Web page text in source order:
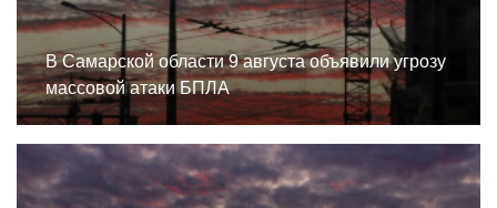
В Самарской области 9 августа объявили угрозу
массовой атаки БПЛА